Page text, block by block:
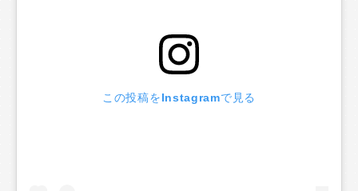
この投稿をInstagramで見る